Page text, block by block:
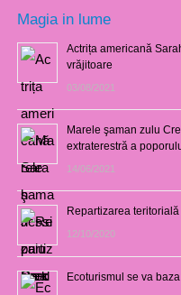
Magia in lume
Actrița americană
vrăjitoare
03/08/2021
Marele şaman zulu
extraterestră a
14/06/2021
Repartizarea
12/10/2020
Ecoturismul se va